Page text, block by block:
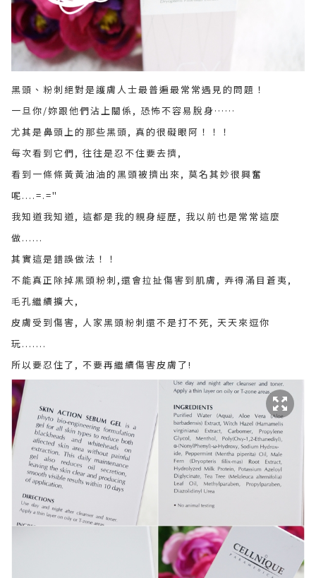
黑頭、粉刺絕對是護膚人士最普遍最常常遇見的問題！
一旦你/妳跟他們沾上關係, 恐怖不容易脫身……
尤其是鼻頭上的那些黑頭, 真的很礙眼阿！！！
每次看到它們, 往往是忍不住要去擠,
看到一條條黃黃油油的黑頭被擠出來, 莫名其妙很興奮
呢....=.="
我知道我知道, 這都是我的親身經歷, 我以前也是常常這麼
做......
其實這是錯誤做法！！
不能真正除掉黑頭粉刺,還會拉扯傷害到肌膚, 弄得滿目蒼夷,
毛孔繼續擴大,
皮膚受到傷害, 人家黑頭粉刺還不是打不死, 天天來逗你
玩.......
所以要忍住了, 不要再繼續傷害皮膚了!